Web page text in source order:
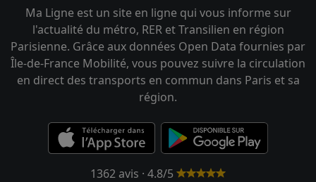
Ma Ligne est un site en ligne qui vous informe sur
l'actualité du métro, RER et Transilien en région
Parisienne. Grâce aux données Open Data fournies par
Île-de-France Mobilité, vous pouvez suivre la circulation
en direct des transports en commun dans Paris et sa
région.
1362 avis · 4.8/5